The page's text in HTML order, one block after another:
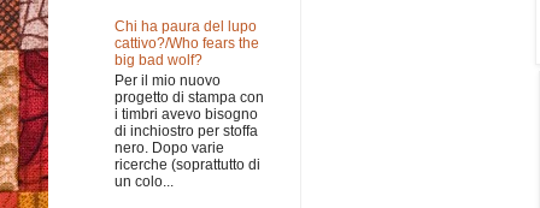
Chi ha paura del lupo
cattivo?/Who fears the
big bad wolf?
Per il mio nuovo
progetto di stampa con
i timbri avevo bisogno
di inchiostro per stoffa
nero. Dopo varie
ricerche (soprattutto di
un colo...